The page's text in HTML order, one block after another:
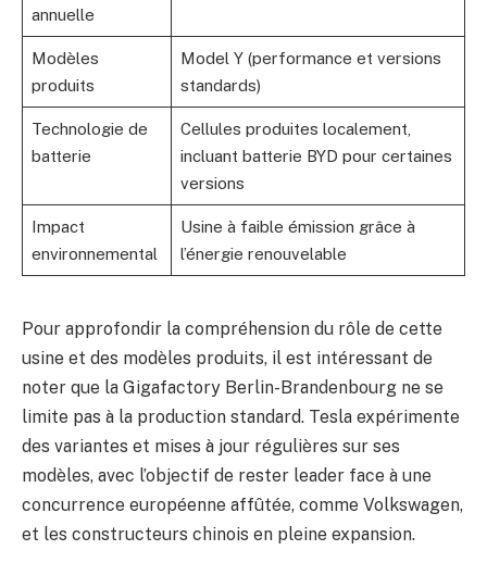
annuelle
Modèles
produits
Model Y (performance et versions
standards)
Technologie de
batterie
Cellules produites localement,
incluant batterie BYD pour certaines
versions
Impact
environnemental
Usine à faible émission grâce à
l’énergie renouvelable
Pour approfondir la compréhension du rôle de cette
usine et des modèles produits, il est intéressant de
noter que la Gigafactory Berlin-Brandenbourg ne se
limite pas à la production standard. Tesla expérimente
des variantes et mises à jour régulières sur ses
modèles, avec l’objectif de rester leader face à une
concurrence européenne affûtée, comme Volkswagen,
et les constructeurs chinois en pleine expansion.